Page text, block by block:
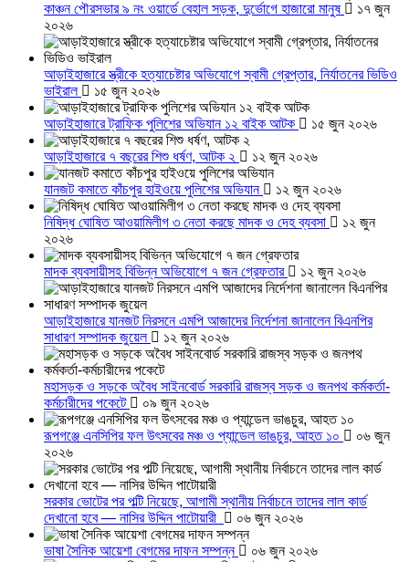
কাঞ্চন পৌরসভার ৯ নং ওয়ার্ডে বেহাল সড়ক, দুর্ভোগে হাজারো মানুষ
১৭ জুন
২০২৬
আড়াইহাজারে স্ত্রীকে হত্যাচেষ্টার অভিযোগে স্বামী গ্রেপ্তার, নির্যাতনের ভিডিও
ভাইরাল
১৫ জুন ২০২৬
আড়াইহাজারে ট্রাফিক পুলিশের অভিযান ১২ বাইক আটক ১৫ জুন ২০২৬
আড়াইহাজারে ৭ বছরের শিশু ধর্ষণ, আটক ২ ১২ জুন ২০২৬
যানজট কমাতে কাঁচপুর হাইওয়ে পুলিশের অভিযান ১২ জুন ২০২৬
নিষিদ্ধ ঘোষিত আওয়ামিলীগ ৩ নেতা করছে মাদক ও দেহ ব্যবসা
১২ জুন
২০২৬
মাদক ব্যবসায়ীসহ বিভিন্ন অভিযোগে ৭ জন গ্রেফতার ১২ জুন ২০২৬
আড়াইহাজারে যানজট নিরসনে এমপি আজাদের নির্দেশনা জানালেন বিএনপির
সাধারণ সম্পাদক জুয়েল
১২ জুন ২০২৬
মহাসড়ক ও সড়কে অবৈধ সাইনবোর্ড সরকারি রাজস্ব সড়ক ও জনপথ কর্মকর্তা-
কর্মচারীদের পকেটে
০৯ জুন ২০২৬
রূপগঞ্জে এনসিপির ফল উৎসবের মঞ্চ ও প্যান্ডেল ভাঙচুর, আহত ১০
০৬ জুন
২০২৬
সরকার ভোটের পর পল্টি নিয়েছে, আগামী স্থানীয় নির্বাচনে তাদের লাল কার্ড
দেখানো হবে — নাসির উদ্দিন পাটোয়ারী
০৬ জুন ২০২৬
ভাষা সৈনিক আয়েশা বেগমের দাফন সম্পন্ন ০৬ জুন ২০২৬